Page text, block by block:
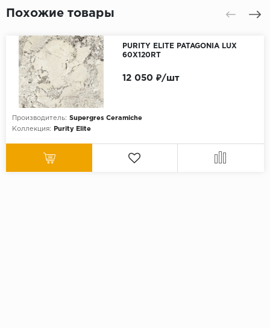
Похожие товары
PURITY ELITE PATAGONIA LUX
60X120RT
Производитель: Supergres Ceramiche
Коллекция:
Purity Elite
12 050 ₽/шт